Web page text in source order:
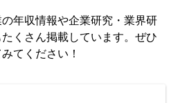
年収情報や企業研究・業界研
くさん掲載しています。ぜひ
てください！